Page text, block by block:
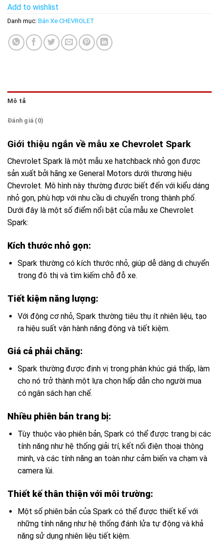
Add to wishlist
Danh mục: Bán Xe CHEVROLET
Mô tả
Đánh giá (0)
Giới thiệu ngắn về mẫu xe Chevrolet Spark
Chevrolet Spark là một mẫu xe hatchback nhỏ gọn được
sản xuất bởi hãng xe General Motors dưới thương hiệu
Chevrolet. Mô hình này thường được biết đến với kiểu dáng
nhỏ gọn, phù hợp với nhu cầu di chuyển trong thành phố.
Dưới đây là một số điểm nổi bật của mẫu xe Chevrolet
Spark:
Kích thước nhỏ gọn:
Spark thường có kích thước nhỏ, giúp dễ dàng di chuyển
trong đô thị và tìm kiếm chỗ đỗ xe.
Tiết kiệm năng lượng:
Với động cơ nhỏ, Spark thường tiêu thụ ít nhiên liệu, tạo
ra hiệu suất vận hành năng động và tiết kiệm.
Giá cả phải chăng:
Spark thường được định vị trong phân khúc giá thấp, làm
cho nó trở thành một lựa chọn hấp dẫn cho người mua
có ngân sách hạn chế.
Nhiều phiên bản trang bị:
Tùy thuộc vào phiên bản, Spark có thể được trang bị các
tính năng như hệ thống giải trí, kết nối điện thoại thông
minh, và các tính năng an toàn như cảm biến va chạm và
camera lùi.
Thiết kế thân thiện với môi trường:
Một số phiên bản của Spark có thể được thiết kế với
những tính năng như hệ thống đánh lửa tự động và khả
năng sử dụng nhiên liệu tiết kiệm.